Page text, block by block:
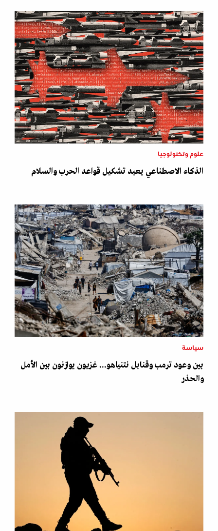
علوم وتكنولوجيا
الذكاء الاصطناعي يعيد تشكيل قواعد الحرب والسلام
سياسة
بين وعود ترمب وقنابل نتنياهو... غزيون يوازنون بين الأمل
والحذر